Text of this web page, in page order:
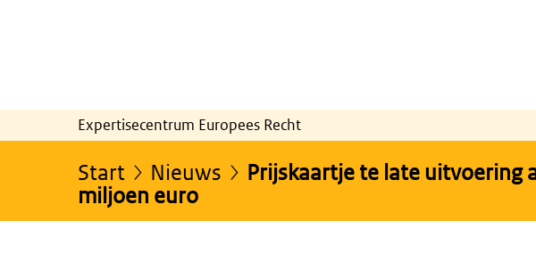
Expertisecentrum Europees Recht
Start Nieuws
Prijskaartje te late uitvoering
miljoen euro